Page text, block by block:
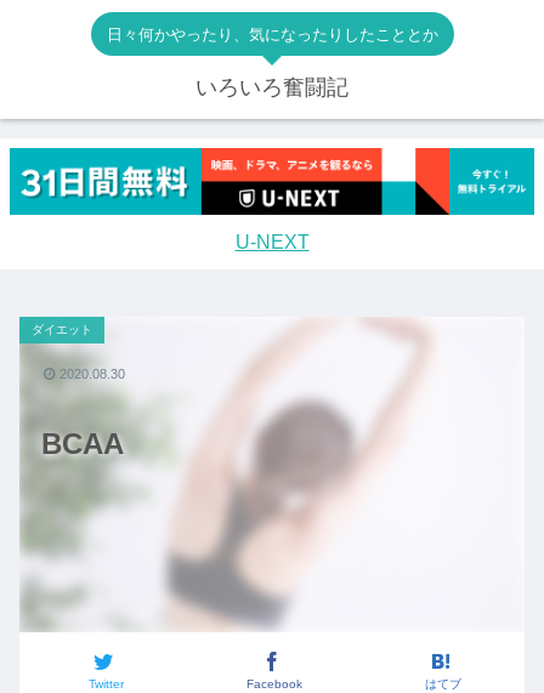
日々何かやったり、気になったりしたこととか
いろいろ奮闘記
U-NEXT
BCAA
ダイエット
Twitter Facebook はてブ
2020.08.30